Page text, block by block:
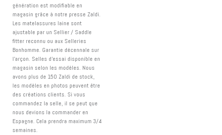
génération est modifiable en
magasin grâce à notre presse Zaldi.
Les matelassures laine sont
ajustable par un Sellier / Saddle
fitter reconnu ou aux Selleries
Bonhomme. Garantie décennale sur
l'arçon. Selles d'essai disponible en
magasin selon les modèles. Nous
avons plus de 150 Zaldi de stock,
les modèles en photos peuvent être
des créations clients. Si vous
commandez la selle, il se peut que
nous devions la commander en
Espagne. Cela prendra maximum 3/4
semaines.